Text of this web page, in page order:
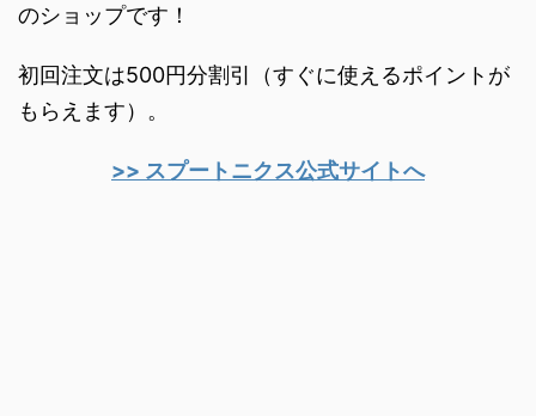
のショップです！
初回注文は500円分割引（すぐに使えるポイントが
もらえます）。
>> スプートニクス公式サイトへ